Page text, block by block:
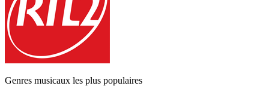
Genres musicaux les plus populaires